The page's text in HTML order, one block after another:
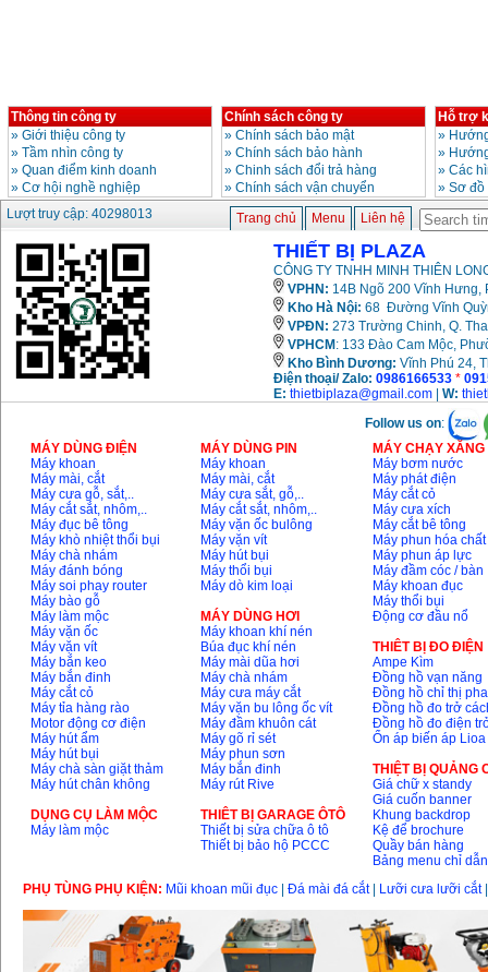
Máy cắt góc đa năng
Makita LS1019L
(1510W)
Giá:14068000
Bộ máy khoan 100
13RE (650W)
Giá:
Máy khoan Bosch
GSB 16RE (750W)
Giá: 1850000
Giá: 7200000
Máy mài 100mm
Makita 9553B (710W)
Giá:1296000VND
Thông tin công ty
» Giới thiệu công ty
» Tầm nhìn công ty
» Quan điểm kinh doanh
» Cơ hội nghề nghiệp
Chính sách công ty
» Chính sách bảo mật
» Chính sách bảo hành
» Chinh sách đổi trả hàng
» Chính sách vận chuyển
Hỗ trợ
»
»
» Các
» Sơ
Lượt truy cập: 40298013
Trang chủ Menu Liên hệ
THIẾT BỊ PLAZA
CÔNG TY TNHH MINH THIÊN
VPHN: 14B Ngõ 200 Vĩnh Hưng,
Kho Hà Nội: 68 Đường Vĩnh
VPĐN: 273 Trường Chinh, Q.
VPHCM : 133 Đào Cam Mộc,
Kho Bình Dương: Vĩnh Phú 24,
Điện thoại/ Zalo: 0986166533 *
E: thietbiplaza@gmail.com W:
Follow us on:
MÁY DÙNG ĐIỆN
Máy khoan
Máy mài, cắt
Máy cưa gỗ, sắt,..
Máy cắt sắt, nhôm,..
Máy đục bê tông
Máy khò nhiệt thổi bụi
Máy chà nhám
Máy đánh bóng
Máy soi phay router
Máy bào gỗ
Máy làm mộc
Máy vặn ốc
Máy vặn vít
Máy bắn keo
Máy bắn đinh
Máy cắt cỏ
Máy tỉa hàng rào
Motor động cơ điện
Máy hút ẩm
Máy hút bụi
Máy chà sàn giặt thảm
Máy hút chân không
DỤNG CỤ LÀM MỘC
Máy làm mộc
MÁY DÙNG PIN
Máy khoan
Máy mài, cắt
Máy cưa sắt, gỗ,..
Máy cắt sắt, nhôm,..
Máy vặn ốc bulông
Máy vặn vít
Máy hút bụi
Máy thổi bụi
Máy dò kim loại
MÁY DÙNG HƠI
Máy khoan khí nén
Búa đục khí nén
Máy mài dũa hơi
Máy chà nhám
Máy cưa máy cắt
Máy vặn bu lông ốc vít
Máy đầm khuôn cát
Máy gõ rỉ sét
Máy phun sơn
Máy bắn đinh
Máy rút Rive
THIÊT BỊ GARAGE ÔTÔ
Thiết bị sửa chữa ô tô
Thiết bị bảo hộ PCCC
MÁY CHẠY
Máy bơm nước
Máy phát điện
Máy cắt cỏ
Máy cưa xích
Máy cắt bê tông
Máy phun hóa chất
Máy phun áp lực
Máy đầm cóc / bàn
Máy khoan đục
Máy thổi bụi
Động cơ đầu nổ
THIÊT BỊ ĐO ĐIỆN
Ampe Kìm
Đồng hồ vạn năng
Đồng hồ chỉ thị pha
Đồng hồ đo trở
Đồng hồ đo điện
Ổn áp biến áp Lioa
THIỆT BỊ QUẢNG
Giá chữ x standy
Giá cuốn banner
Khung backdrop
Kệ để brochure
Quầy bán hàng
Bảng menu chỉ dẫn
PHỤ TÙNG PHỤ KIỆN: Mũi khoan mũi đục Đá mài đá cắt| Lưỡi cưa lưỡi cắt